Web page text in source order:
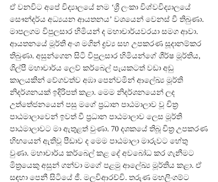
ඒ වනවිට අපේ විද්‍යාලයේ නම ‘ශ්‍රී ලංකා විශ්වවිද්‍යාලයේ
සෞන්දර්ය අධ්‍යයන ආයතනය’ වශයෙන් වෙනස් වී තිබුණා.
මාපලගම විපුලසාර හිමියන් ද මහාචාර්යවරයා සමග ආවා.
ආයතනයේ මූර්ති අංශ මගින් ද්‍රව්‍ය සහ උපකරණ සූදානම්කර
තිබුණා. අසුන්ගෙන සිටි විපුලසාර හිමියන්ගේ ශීර්ෂ මූර්තිය,
ශිල්පී මහාචාර්ය ලෙව් කර්බෙල් පැයකටත් වඩා අඩු
කාලයකින් වේගවත්ව අඹා පෙන්වමින් ආලේඛ්‍ය මූර්ති
නිදර්ශනයක් ඉදිරිපත් කළා. මෙම නිදර්ශනයෙන් ලද
උත්තේජනයෙන් පසු මගේ ප්‍රධාන පාඨමාලාව වූ චිත්‍ර
පාඨමාලාවෙන් ඉවත් වී ප්‍රධාන පාඨමාලාව ලෙස මූර්ති
පාඨමාලාවට මා ඇතුළත් වුණා. 70 දශකයේ තිබූ චිත්‍ර උපකරණ
හිඟයෙන් ඇතිවූ පීඩාව ද මෙම පාඨමාලා මාරුවට හේතු
වුණා. මහාචාර්ය කර්බෙල් කළ දේ අවබෝධ කර ගැනීමට
මිත්‍රයෙකු අසුන් ගන්වා මගේ පළමු ආලේඛ්‍ය මූර්තිය කළා. ඒ
සඳහා පෙනී සිටියේ ජී. මලවිආරච්චි. තරුණ මහලිංගම්ට